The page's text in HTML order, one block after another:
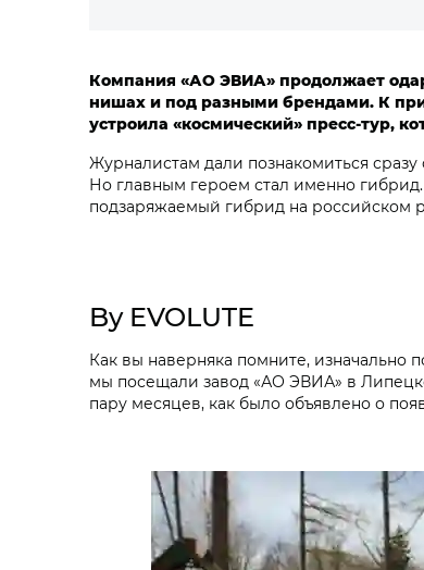
Компания «АО ЭВИА» продолжает
нишах и под разными брендами. К
устроила «космический» пресс-тур,
Журналистам дали познакомиться сразу
Но главным героем стал именно гибрид.
подзаряжаемый гибрид на российском
By EVOLUTE
Как вы наверняка помните, изначально
мы посещали завод «АО ЭВИА» в
пару месяцев, как было объявлено о